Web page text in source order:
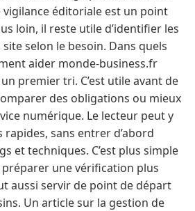
éditoriale est un point
loin, il reste utile d’identifier les
selon le besoin. Dans quels
aider monde-business.fr
premier tri. C’est utile avant de
des obligations ou mieux
numérique. Le lecteur peut y
sans entrer d’abord
et techniques. C’est plus simple
préparer une vérification plus
aussi servir de point de départ
Un article sur la gestion de